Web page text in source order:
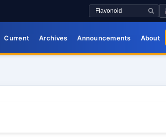
Current Archives Announcements About